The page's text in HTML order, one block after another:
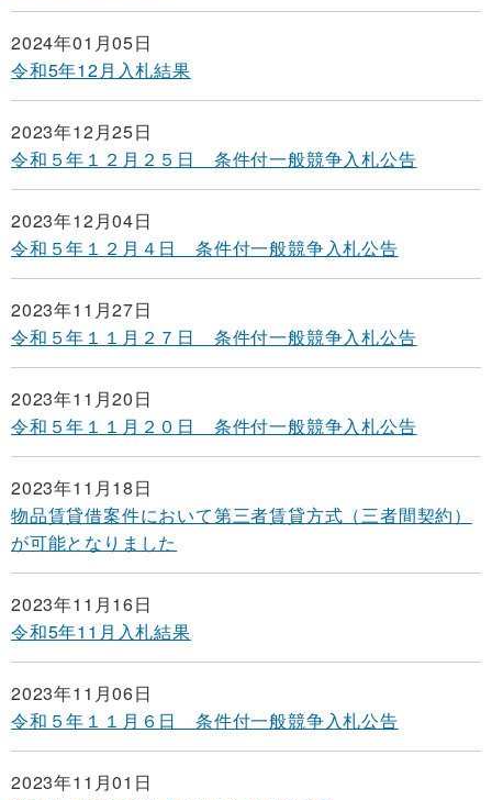
2024年01月05日
令和5年12月入札結果
2023年12月25日
令和５年１２月２５日 条件付一般競争入札公告
2023年12月04日
令和５年１２月４日 条件付一般競争入札公告
2023年11月27日
令和５年１１月２７日 条件付一般競争入札公告
2023年11月20日
令和５年１１月２０日 条件付一般競争入札公告
2023年11月18日
物品賃貸借案件において第三者賃貸方式（三者間契約）
が可能となりました
2023年11月16日
令和5年11月入札結果
2023年11月06日
令和５年１１月６日 条件付一般競争入札公告
2023年11月01日